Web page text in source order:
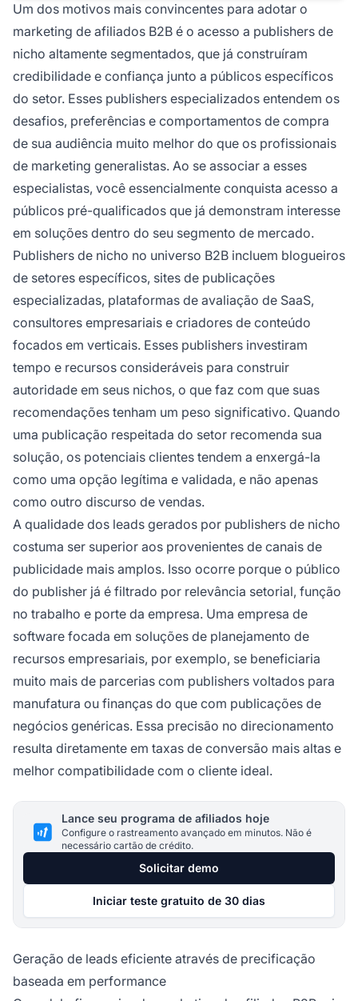
Um dos motivos mais convincentes para adotar o
marketing de afiliados B2B é o acesso a publishers de
nicho altamente segmentados, que já construíram
credibilidade e confiança junto a públicos específicos
do setor. Esses publishers especializados entendem os
desafios, preferências e comportamentos de compra
de sua audiência muito melhor do que os profissionais
de marketing generalistas. Ao se associar a esses
especialistas, você essencialmente conquista acesso a
públicos pré-qualificados que já demonstram interesse
em soluções dentro do seu segmento de mercado.
Publishers de nicho no universo B2B incluem blogueiros
de setores específicos, sites de publicações
especializadas, plataformas de avaliação de SaaS,
consultores empresariais e criadores de conteúdo
focados em verticais. Esses publishers investiram
tempo e recursos consideráveis para construir
autoridade em seus nichos, o que faz com que suas
recomendações tenham um peso significativo. Quando
uma publicação respeitada do setor recomenda sua
solução, os potenciais clientes tendem a enxergá-la
como uma opção legítima e validada, e não apenas
como outro discurso de vendas.
A qualidade dos leads gerados por publishers de nicho
costuma ser superior aos provenientes de canais de
publicidade mais amplos. Isso ocorre porque o público
do publisher já é filtrado por relevância setorial, função
no trabalho e porte da empresa. Uma empresa de
software focada em soluções de planejamento de
recursos empresariais, por exemplo, se beneficiaria
muito mais de parcerias com publishers voltados para
manufatura ou finanças do que com publicações de
negócios genéricas. Essa precisão no direcionamento
resulta diretamente em taxas de conversão mais altas e
melhor compatibilidade com o cliente ideal.
Lance seu programa de afiliados hoje
Configure o rastreamento avançado em minutos. Não é
necessário cartão de crédito.
Solicitar demo
Iniciar teste gratuito de 30 dias
Geração de leads eficiente através de precificação
baseada em performance